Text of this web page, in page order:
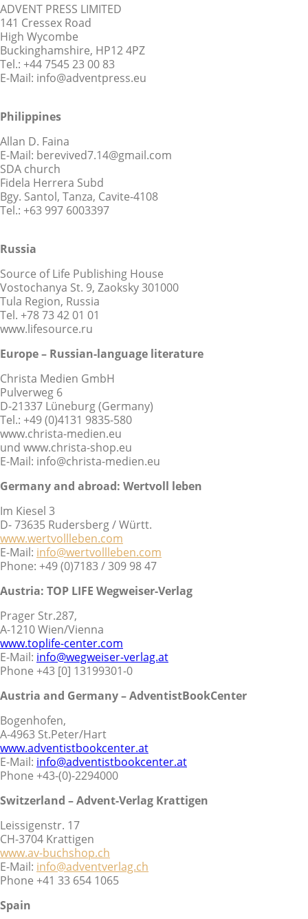
ADVENT PRESS LIMITED
141 Cressex Road
High Wycombe
Buckinghamshire, HP12 4PZ
Tel.: +44 7545 23 00 83
E-Mail: info@adventpress.eu
Philippines
Allan D. Faina
E-Mail: berevived7.14@gmail.com
SDA church
Fidela Herrera Subd
Bgy. Santol, Tanza, Cavite-4108
Tel.: +63 997 6003397
Russia
Source of Life Publishing House
Vostochanya St. 9, Zaoksky 301000
Tula Region, Russia
Tel. +78 73 42 01 01
www.lifesource.ru
Europe – Russian-language literature
Christa Medien GmbH
Pulverweg 6
D-21337 Lüneburg (Germany)
Tel.: +49 (0)4131 9835-580
www.christa-medien.eu
und www.christa-shop.eu
E-Mail: info@christa-medien.eu
Germany and abroad: Wertvoll leben
Im Kiesel 3
D- 73635 Rudersberg / Württ.
www.wertvollleben.com
E-Mail: info@wertvollleben.com
Phone: +49 (0)7183 / 309 98 47
Austria: TOP LIFE Wegweiser-Verlag
Prager Str.287,
A-1210 Wien/Vienna
www.toplife-center.com
E-Mail: info@wegweiser-verlag.at
Phone +43 [0] 13199301-0
Austria and Germany – AdventistBookCenter
Bogenhofen,
A-4963 St.Peter/Hart
www.adventistbookcenter.at
E-Mail: info@adventistbookcenter.at
Phone +43-(0)-2294000
Switzerland – Advent-Verlag Krattigen
Leissigenstr. 17
CH-3704 Krattigen
www.av-buchshop.ch
E-Mail: info@adventverlag.ch
Phone +41 33 654 1065
Spain